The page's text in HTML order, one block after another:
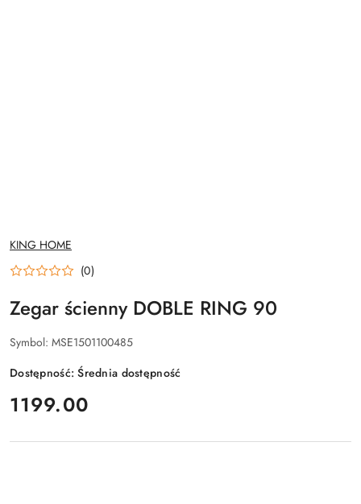
NAZWA
PRODUCENTA:
KING HOME
(0)
Zegar ścienny DOBLE RING 90
Symbol: MSE1501100485
Dostępność:Średnia dostępność
cena:
1199.00